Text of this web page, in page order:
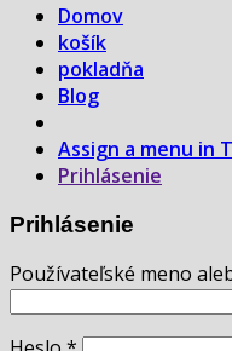
Domov
košík
pokladňa
Blog
Assign a menu in
Prihlásenie
Prihlásenie
Používateľské meno